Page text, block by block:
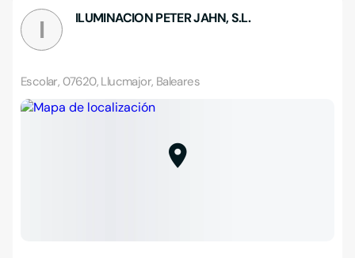
I ILUMINACION PETER JAHN, S.L.
Escolar, 07620, Llucmajor, Baleares